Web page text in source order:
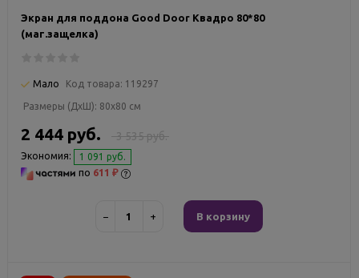
Экран для поддона Good Door Квадро 80*80
(маг.защелка)
Мало Код товара: 119297
Размеры (ДxШ): 80x80 см
3 535 руб.
2 444 руб.
Экономия: 1 091 руб.
по 611 ₽
− + В корзину